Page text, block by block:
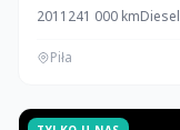
2011 241 000 kmDiesel
Piła